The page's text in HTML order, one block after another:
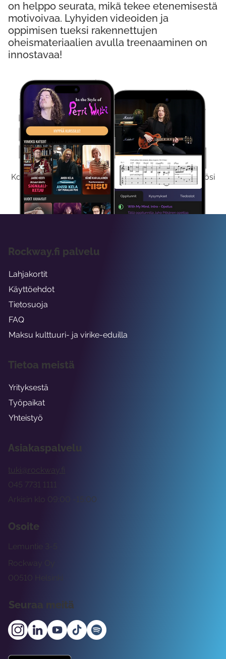
Kokeile Ilmaiseksi
Kokeilemalla ilmaiseksi saat koko sisältömme käyttöösi
viikon ajaksi.
on helppo seurata, mikä tekee etenemisestä
motivoivaa. Lyhyiden videoiden ja
oppimisen tueksi rakennettujen
oheismateriaalien avulla treenaaminen on
innostavaa!
Asiakaspalvelu
tuki@rockway.fi
Arkisin klo 09:00 -15:00
045 7731 1111
Osoite
Rockway Oy
Lemuntie 3-5
00510 Helsinki
Seuraa meitä
Rockway.fi palvelu
Lahjakortit
Käyttöehdot
Tietosuoja
FAQ
Maksu kulttuuri- ja virike-eduilla
Tietoa meistä
Yrityksestä
Työpaikat
Yhteistyö